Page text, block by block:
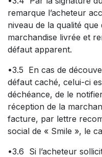
remarque l’acheteur
niveau de la qualité
marchandise livrée et
défaut apparent.
•3.5 En cas de
défaut caché, celui-ci
déchéance, de le
réception de la
facture, par lettre
social de « Smile », le
•3.6 Si l’acheteur